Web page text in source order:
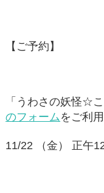
【ご予約】
「うわさの妖怪☆
のフォームをご利
11/22 （金） 正午